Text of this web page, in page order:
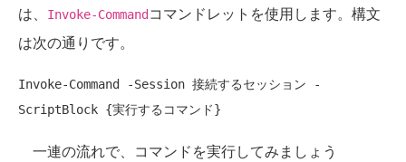
は、 Invoke-Command コマンドレットを使用します。構文
は次の通りです。
Invoke-Command -Session 接続するセッション -
ScriptBlock {実行するコマンド}
一連の流れで、コマンドを実行してみましょう